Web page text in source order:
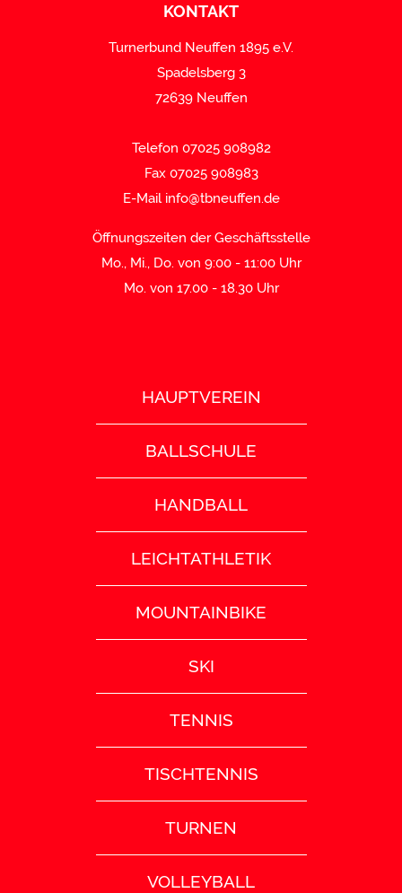
KONTAKT
Turnerbund Neuffen 1895 e.V.
Spadelsberg 3
72639 Neuffen
Telefon 07025 908982
Fax 07025 908983
E-Mail info@tbneuffen.de
Öffnungszeiten der Geschäftsstelle
Mo., Mi., Do. von 9:00 - 11:00 Uhr
Mo. von 17.00 - 18.30 Uhr
HAUPTVEREIN
BALLSCHULE
HANDBALL
LEICHTATHLETIK
MOUNTAINBIKE
SKI
TENNIS
TISCHTENNIS
TURNEN
VOLLEYBALL